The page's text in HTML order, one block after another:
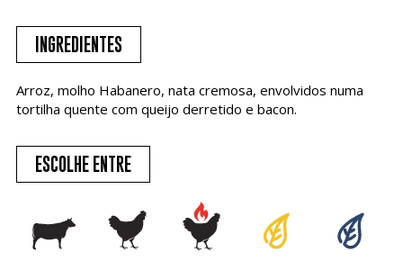
INGREDIENTES
Arroz, molho Habanero, nata cremosa, envolvidos numa
tortilha quente com queijo derretido e bacon.
ESCOLHE ENTRE